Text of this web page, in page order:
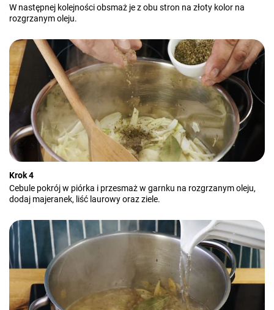
W następnej kolejności obsmaż je z obu stron na złoty kolor na
rozgrzanym oleju.
Krok 4
Cebule pokrój w piórka i przesmaż w garnku na rozgrzanym oleju,
dodaj majeranek, liść laurowy oraz ziele.